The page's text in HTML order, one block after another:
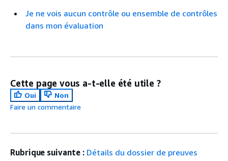
Je ne vois aucun contrôle ou ensemble de contrôles
dans mon évaluation
Cette page vous a-t-elle été utile ?
Oui
Non
Faire un commentaire
Rubrique suivante : Détails du dossier de preuves